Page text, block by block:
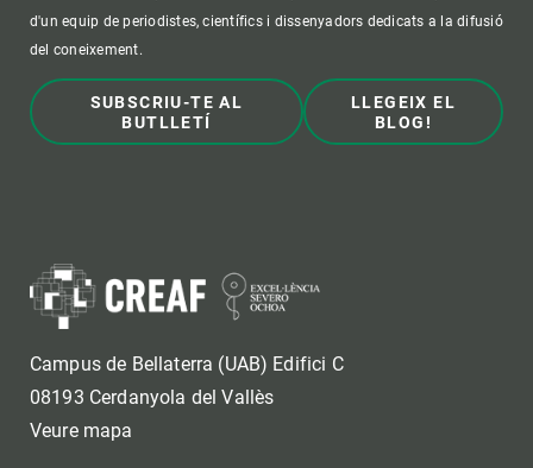
d'un equip de periodistes, científics i dissenyadors dedicats a la difusió
del coneixement.
SUBSCRIU-TE AL
BUTLLETÍ
LLEGEIX EL
BLOG!
Campus de Bellaterra (UAB) Edifici C
08193 Cerdanyola del Vallès
Veure mapa